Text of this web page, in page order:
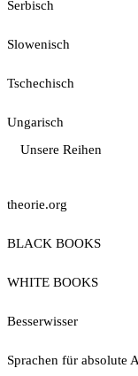
Serbisch
Slowenisch
Tschechisch
Ungarisch
Unsere Reihen
theorie.org
BLACK BOOKS
WHITE BOOKS
Besserwisser
Sprachen für absolute